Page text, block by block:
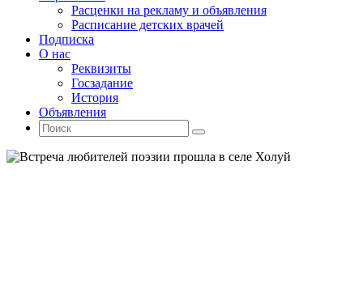
Расценки на рекламу и объявления
Расписание детских врачей
Подписка
О нас
Реквизиты
Госзадание
История
Объявления
Поиск
Искать:
Поиск